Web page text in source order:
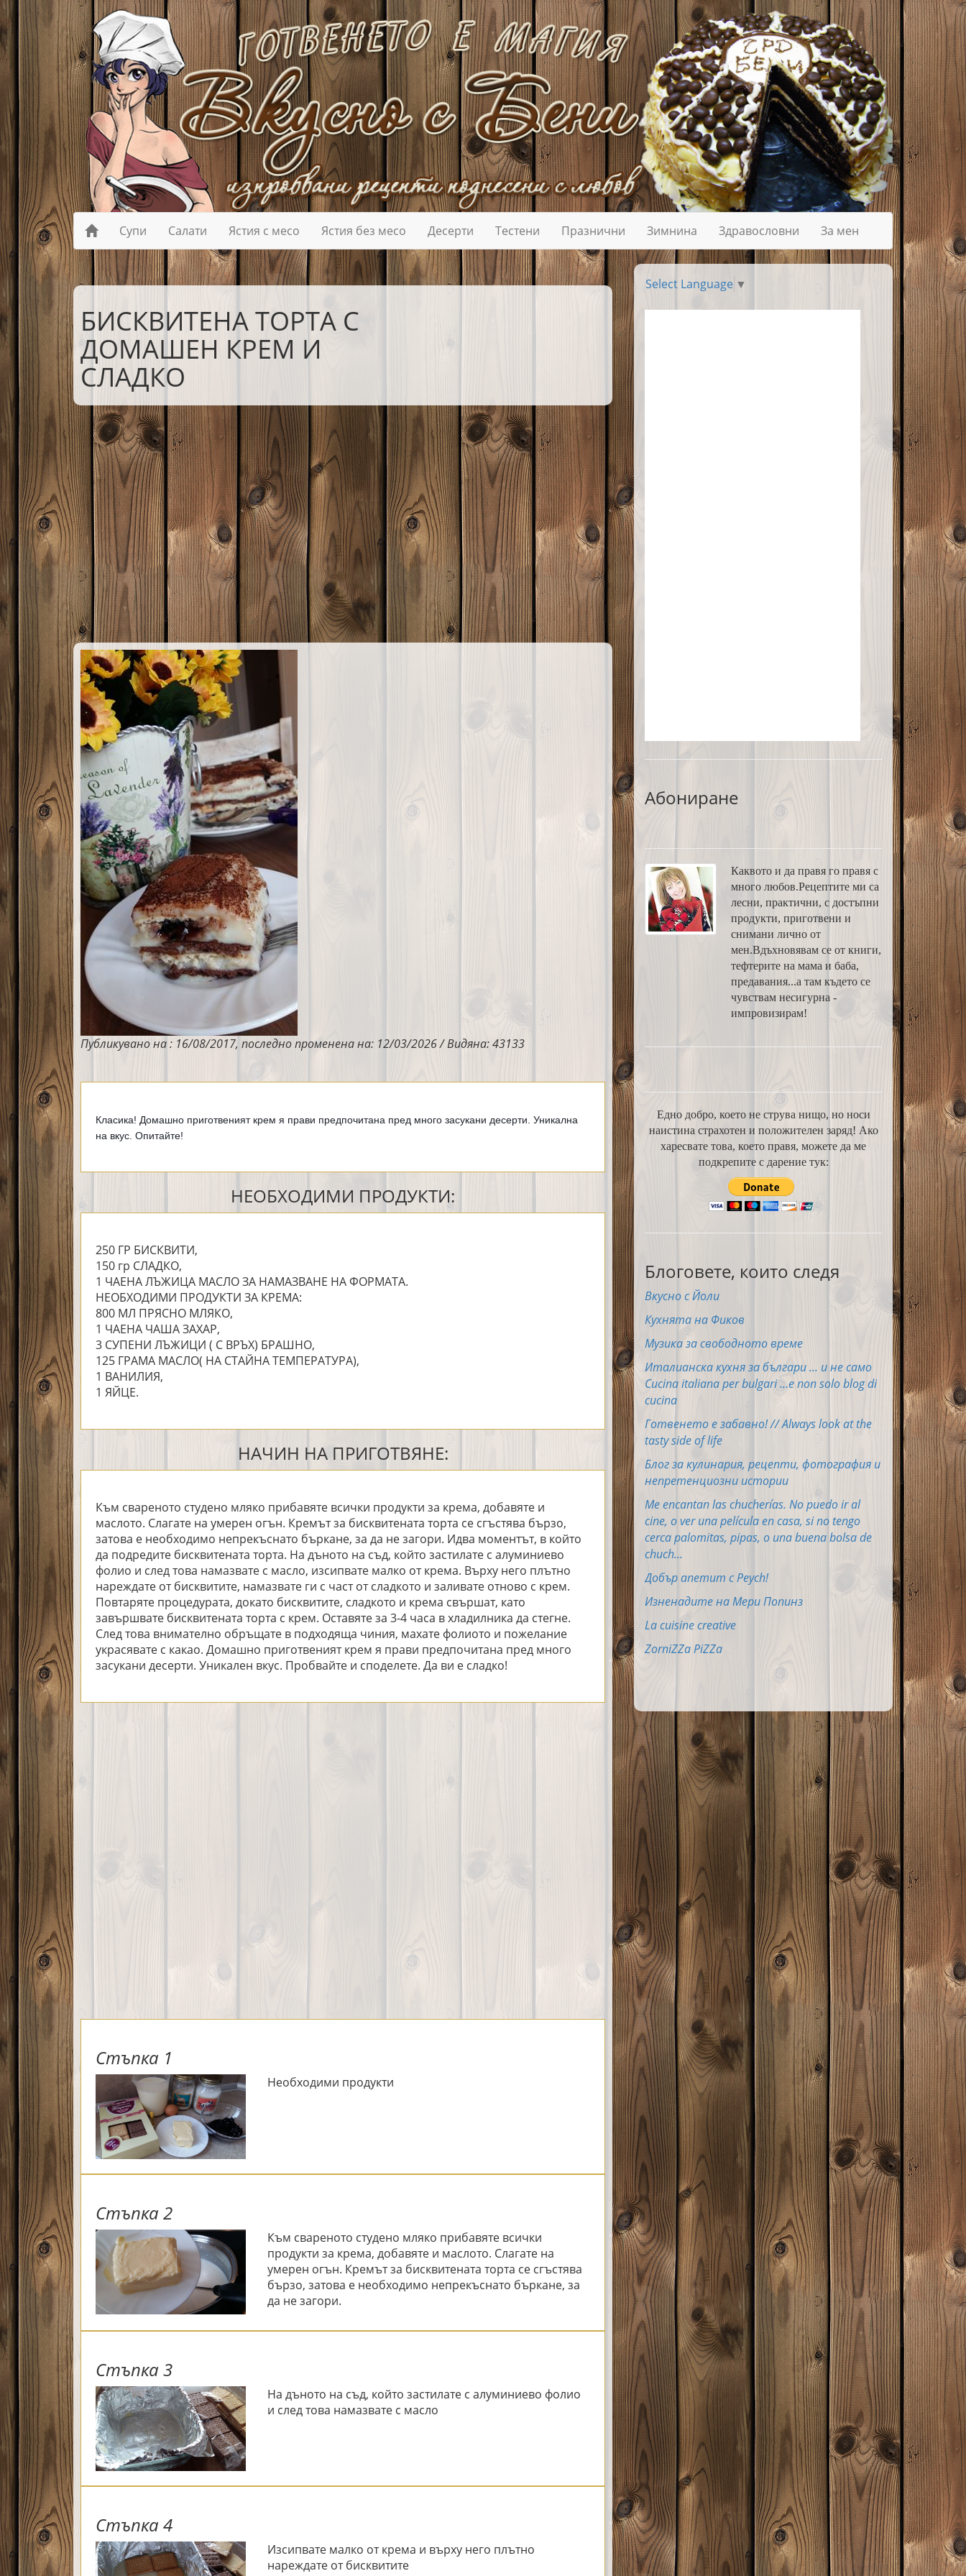
Супи Салати Ястия с месо Ястия без месо Десерти Тестени Празнични Зимнина Здравословни За мен
БИСКВИТЕНА ТОРТА С
ДОМАШЕН КРЕМ И
СЛАДКО
Публикувано на : 16/08/2017, последно променена на: 12/03/2026 / Видяна: 43133
Класика! Домашно приготвеният крем я прави предпочитана пред много засукани десерти. Уникална
на вкус. Опитайте!
НЕОБХОДИМИ ПРОДУКТИ:
250 ГР БИСКВИТИ,
150 гр СЛАДКО,
1 ЧАЕНА ЛЪЖИЦА МАСЛО ЗА НАМАЗВАНЕ НА ФОРМАТА.
НЕОБХОДИМИ ПРОДУКТИ ЗА КРЕМА:
800 МЛ ПРЯСНО МЛЯКО,
1 ЧАЕНА ЧАША ЗАХАР,
3 СУПЕНИ ЛЪЖИЦИ ( С ВРЪХ) БРАШНО,
125 ГРАМА МАСЛО( НА СТАЙНА ТЕМПЕРАТУРА),
1 ВАНИЛИЯ,
1 ЯЙЦЕ.
НАЧИН НА ПРИГОТВЯНЕ:
Към свареното студено мляко прибавяте всички продукти за крема, добавяте и
маслото. Слагате на умерен огън. Кремът за бисквитената торта се сгъстява бързо,
затова е необходимо непрекъснато бъркане, за да не загори. Идва моментът, в който
да подредите бисквитената торта. На дъното на съд, който застилате с алуминиево
фолио и след това намазвате с масло, изсипвате малко от крема. Върху него плътно
нареждате от бисквитите, намазвате ги с част от сладкото и заливате отново с крем.
Повтаряте процедурата, докато бисквитите, сладкото и крема свършат, като
завършвате бисквитената торта с крем. Оставяте за 3-4 часа в хладилника да стегне.
След това внимателно обръщате в подходяща чиния, махате фолиото и пожелание
украсявате с какао. Домашно приготвеният крем я прави предпочитана пред много
засукани десерти. Уникален вкус. Пробвайте и споделете. Да ви е сладко!
Стъпка 1
Необходими продукти
Стъпка 2
Към свареното студено мляко прибавяте всички
продукти за крема, добавяте и маслото. Слагате на
умерен огън. Кремът за бисквитената торта се сгъстява
бързо, затова е необходимо непрекъснато бъркане, за
да не загори.
Стъпка 3
На дъното на съд, който застилате с алуминиево фолио
и след това намазвате с масло
Стъпка 4
Изсипвате малко от крема и върху него плътно
нареждате от бисквитите
Select Language ▼
Абониране
Каквото и да правя го правя с
много любов.Рецептите ми са
лесни, практични, с достъпни
продукти, приготвени и
снимани лично от
мен.Вдъхновявам се от книги,
тефтерите на мама и баба,
предавания...а там където се
чувствам несигурна -
импровизирам!
Едно добро, което не струва нищо, но носи
наистина страхотен и положителен заряд! Ако
харесвате това, което правя, можете да ме
подкрепите с дарение тук:
Блоговете, които следя
Вкусно с Йоли
Кухнята на Фиков
Музика за свободното време
Италианска кухня за българи ... и не само
Cucina italiana per bulgari ...e non solo blog di
cucina
Готвенето е забавно! // Always look at the
tasty side of life
Блог за кулинария, рецепти, фотография и
непретенциозни истории
Me encantan las chucherías. No puedo ir al
cine, o ver una película en casa, si no tengo
cerca palomitas, pipas, o una buena bolsa de
chuch...
Добър апетит с Peych!
Изненадите на Мери Попинз
La cuisine creative
ZorniZZa PiZZa